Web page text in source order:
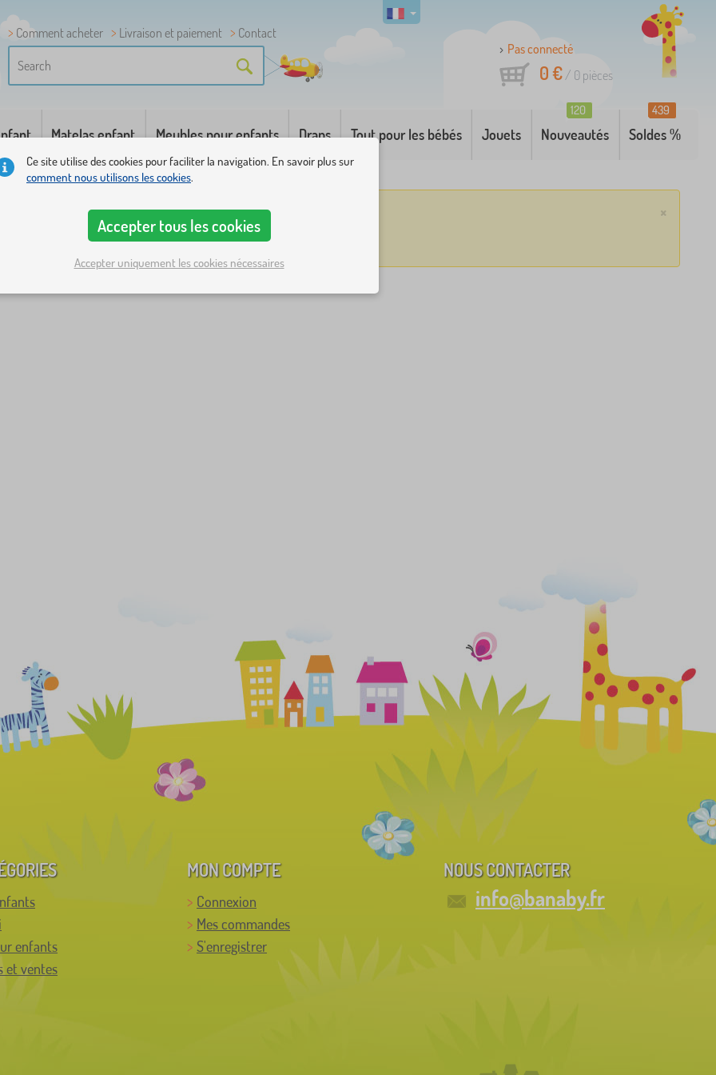
Comment acheter Livraison et paiement
Contact
Pas connecté
0 €/ 0 pièces
Matelas enfant Meubles pour enfants Draps Tout pour les bébés Jouets Nouveautés
120
Soldes %
439
×
enfants
et ventes
MON COMPTE
Connexion
Mes commandes
S'enregistrer
NOUS CONTACTER
info@banaby.fr
Ce site utilise des cookies pour faciliter la navigation. En savoir plus sur
comment nous utilisons les cookies.
Accepter tous les cookies
Accepter uniquement les cookies nécessaires